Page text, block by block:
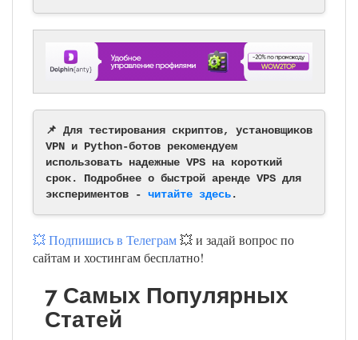
📌 Для тестирования скриптов, установщиков
VPN и Python-ботов рекомендуем
использовать надежные VPS на короткий
срок. Подробнее о быстрой аренде VPS для
экспериментов - читайте здесь.
💥 Подпишись в Телеграм💥 и задай вопрос по
сайтам и хостингам бесплатно!
7 Самых Популярных
Статей